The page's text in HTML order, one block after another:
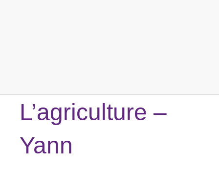
L’agriculture –
Yann